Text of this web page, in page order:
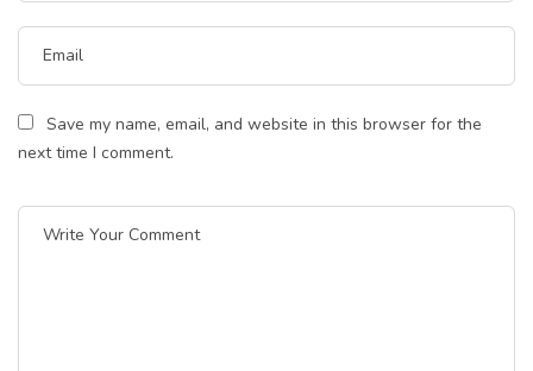
Save my name, email, and website in this browser for the
next time I comment.